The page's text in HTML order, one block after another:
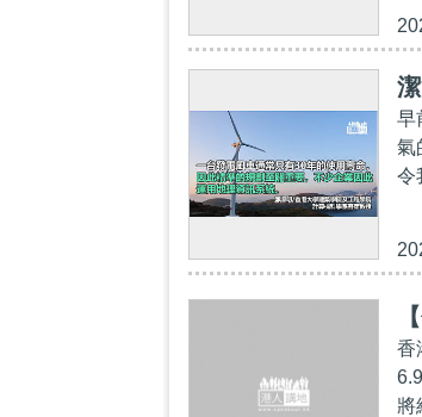
早
氣
令
香
將